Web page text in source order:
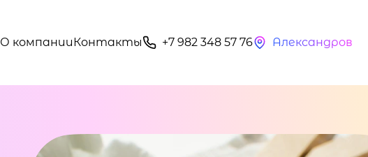
О компанииКонтакты +7 982 348 57 76 Александров